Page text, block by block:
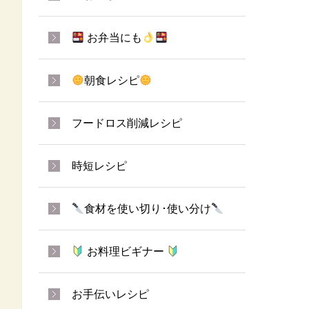
お弁当にも
朝食レシピ
フードロス削減レシピ
時短レシピ
食材を使い切り･使い分け
お料理ビギナー
お手伝いレシピ